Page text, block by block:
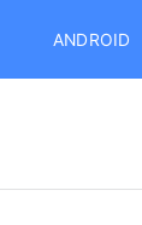
ANDROID